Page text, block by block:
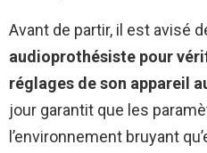
Avant de partir, il est avisé
audioprothésiste pour
réglages de son appareil
jour garantit que les
l’environnement bruyant